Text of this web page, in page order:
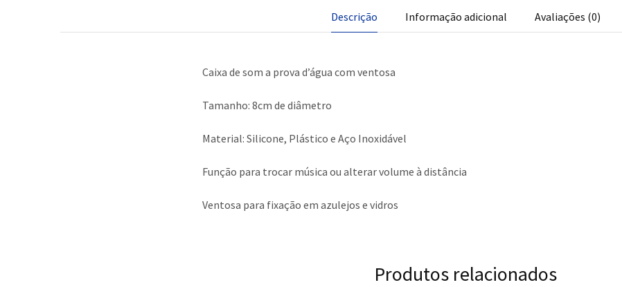
Descrição Informação adicional Avaliações (0)
Caixa de som a prova d’água com ventosa
Tamanho: 8cm de diâmetro
Material: Silicone, Plástico e Aço Inoxidável
Função para trocar música ou alterar volume à distância
Ventosa para fixação em azulejos e vidros
Produtos relacionados